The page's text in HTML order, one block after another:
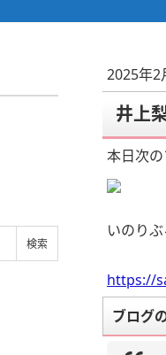
2025年2
井上
本日次の
いのり
https://
ブログ